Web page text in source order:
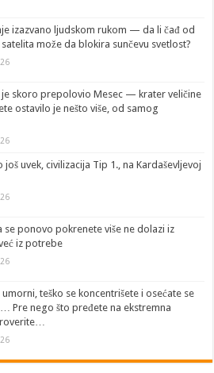
izazvano ljudskom rukom — da li čađ od
može da blokira sunčevu svetlost?
je skoro prepolovio Mesec — krater veličine
ostavilo je nešto više, od samog
još uvek, civilizacija Tip 1., na Kardaševljevoj
se ponovo pokrenete više ne dolazi iz
iz potrebe
umorni, teško se koncentrišete i osećate se
Pre nego što pređete na ekstremna